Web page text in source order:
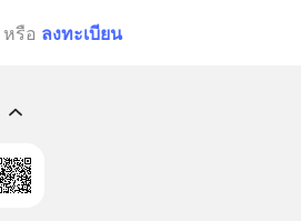
หรือ ลงทะเบียน